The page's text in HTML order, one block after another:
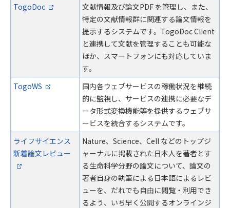
TogoDoc
文献情報及び論文PDF を管理し、また、
特定の文献情報群に関連する論文情報を
提示するシステムです。TogoDoc Client
と連携して文献を管理することも可能な
ほか、スマートフォンにも対応していま
す。
TogoWS
国内各ウェブサービスの稼働状況を継続
的に監視し、サービスの連携に必要なデ
ータ形式変換機能等を提供するウェブサ
ービスを統合するシステムです。
ライフサイエンス
新着論文レビュー
Nature、Science、Cell などのトップジ
ャーナルに掲載された日本人を著者とす
る生命科学分野の論文について、論文の
著者自身の執筆による日本語によるレビ
ューを、だれでも自由に閲覧・利用でき
るよう、いち早く公開するオンラインジ